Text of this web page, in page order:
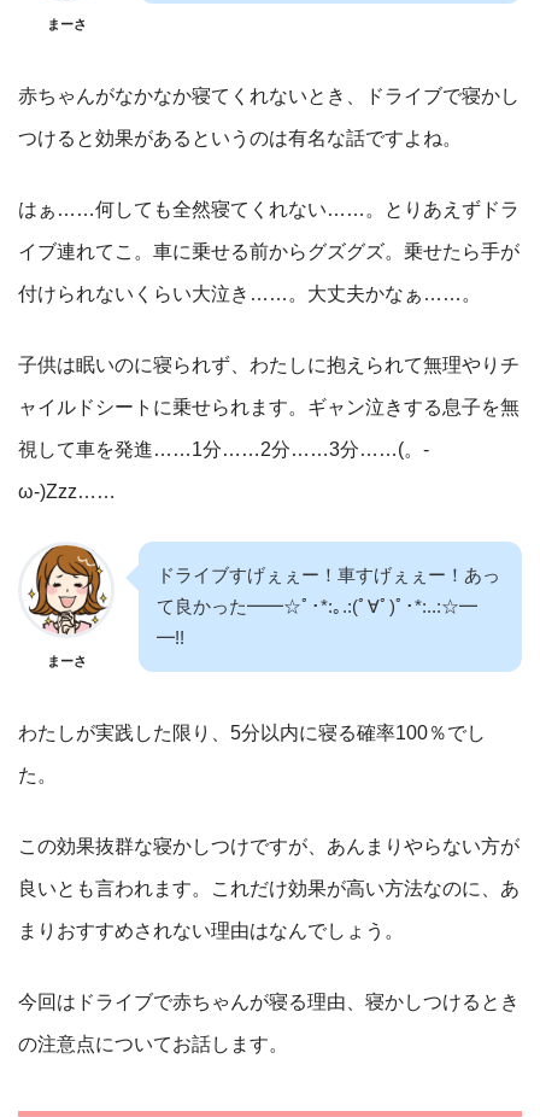
まーさ
赤ちゃんがなかなか寝てくれないとき、ドライブで寝かし
つけると効果があるというのは有名な話ですよね。
はぁ……何しても全然寝てくれない……。とりあえずドラ
イブ連れてこ。車に乗せる前からグズグズ。乗せたら手が
付けられないくらい大泣き……。大丈夫かなぁ……。
子供は眠いのに寝られず、わたしに抱えられて無理やりチ
ャイルドシートに乗せられます。ギャン泣きする息子を無
視して車を発進……1分……2分……3分……(。-
ω-)Zzz……
まーさ
ドライブすげぇぇー！車すげぇぇー！あっ
て良かった━━☆ﾟ･*:｡.:(ﾟ∀ﾟ)ﾟ･*:..:☆━
━!!
わたしが実践した限り、5分以内に寝る確率100％でし
た。
この効果抜群な寝かしつけですが、あんまりやらない方が
良いとも言われます。これだけ効果が高い方法なのに、あ
まりおすすめされない理由はなんでしょう。
今回はドライブで赤ちゃんが寝る理由、寝かしつけるとき
の注意点についてお話します。